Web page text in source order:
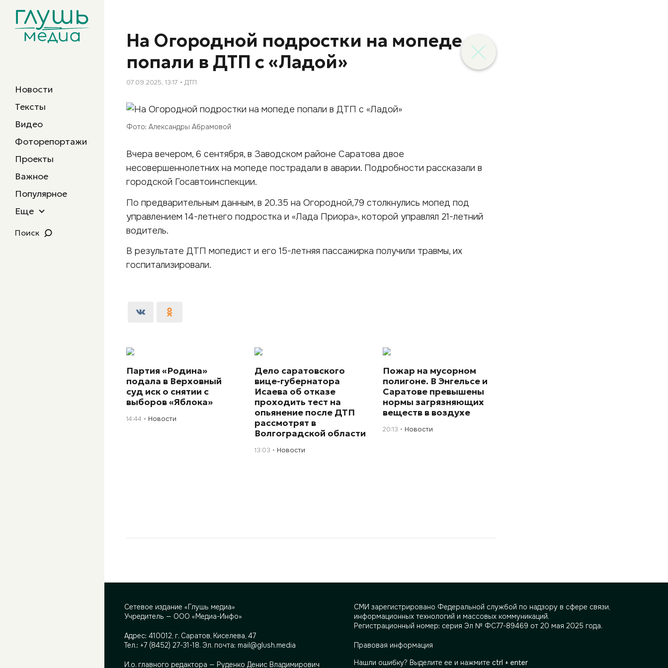
Новости
Тексты
Видео
Фоторепортажи
Проекты
Важное
Популярное
Еще
Поиск
На Огородной подростки на мопеде
попали в ДТП с «Ладой»
07.09.2025, 13:17 ДТП
Фото: Александры Абрамовой
Вчера вечером, 6 сентября, в Заводском районе Саратова двое
несовершеннолетних на мопеде пострадали в аварии. Подробности рассказали в
городской Госавтоинспекции.
По предварительным данным, в 20.35 на Огородной,79 столкнулись мопед под
управлением 14-летнего подростка и «Лада Приора», которой управлял 21-летний
водитель.
В результате ДТП мопедист и его 15-летняя пассажирка получили травмы, их
госпитализировали.
Партия «Родина»
подала в Верховный
суд иск о снятии с
выборов «Яблока»
14:44 Новости
Дело саратовского
вице-губернатора
Исаева об отказе
проходить тест на
опьянение после ДТП
рассмотрят в
Волгоградской области
13:03 Новости
Пожар на мусорном
полигоне. В Энгельсе и
Саратове превышены
нормы загрязняющих
веществ в воздухе
20:13 Новости
Сетевое издание «Глушь медиа»
Учредитель — ООО «Медиа-Инфо»
Адрес: 410012, г. Саратов, Киселева, 47
Тел.: +7 (8452) 27-31-18. Эл. почта: mail@glush.media
И.о. главного редактора — Руденко Денис Владимирович
СМИ зарегистрировано Федеральной службой по надзору в сфере связи,
информационных технологий и массовых коммуникаций.
Регистрационный номер: серия Эл № ФС77-89469 от 20 мая 2025 года.
Правовая информация
Нашли ошибку? Выделите ее и нажмите ctrl + enter